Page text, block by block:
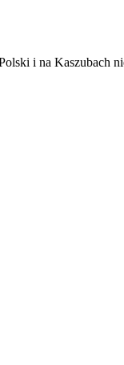
i na Kaszubach